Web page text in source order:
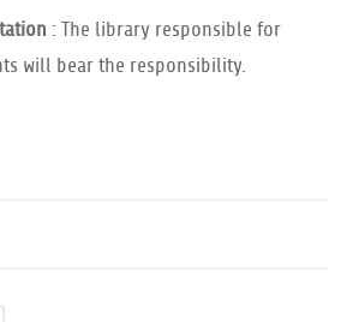
: The library responsible for
will bear the responsibility.